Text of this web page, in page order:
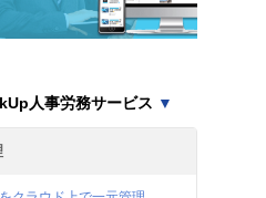
人事労務サービス ▼